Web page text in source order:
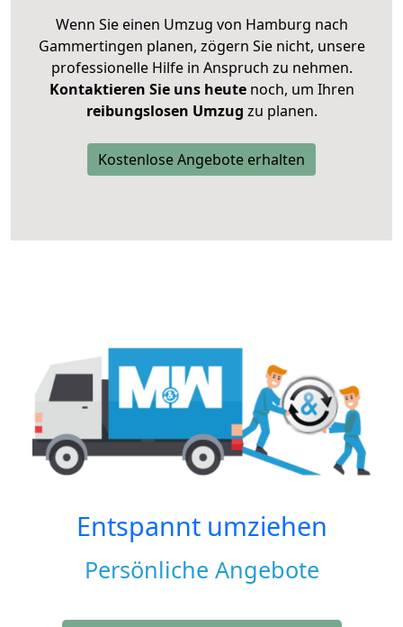
Wenn Sie einen Umzug von Hamburg nach
Gammertingen planen, zögern Sie nicht, unsere
professionelle Hilfe in Anspruch zu nehmen.
Kontaktieren Sie uns heutenoch, um Ihren
reibungslosen Umzug zu planen.
Kostenlose Angebote erhalten
Entspannt umziehen
Persönliche Angebote